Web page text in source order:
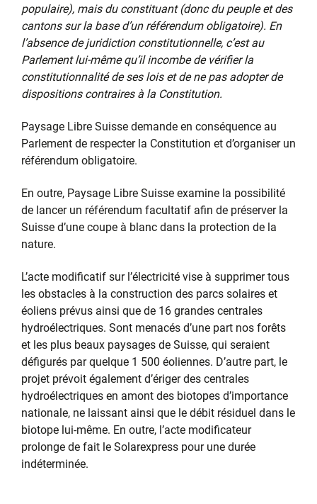
populaire), mais du constituant (donc du peuple et des
cantons sur la base d’un référendum obligatoire). En
l’absence de juridiction constitutionnelle, c’est au
Parlement lui-même qu’il incombe de vérifier la
constitutionnalité de ses lois et de ne pas adopter de
dispositions contraires à la Constitution.
Paysage Libre Suisse demande en conséquence au
Parlement de respecter la Constitution et d’organiser un
référendum obligatoire.
En outre, Paysage Libre Suisse examine la possibilité
de lancer un référendum facultatif afin de préserver la
Suisse d’une coupe à blanc dans la protection de la
nature.
L’acte modificatif sur l’électricité vise à supprimer tous
les obstacles à la construction des parcs solaires et
éoliens prévus ainsi que de 16 grandes centrales
hydroélectriques. Sont menacés d’une part nos forêts
et les plus beaux paysages de Suisse, qui seraient
défigurés par quelque 1 500 éoliennes. D’autre part, le
projet prévoit également d’ériger des centrales
hydroélectriques en amont des biotopes d’importance
nationale, ne laissant ainsi que le débit résiduel dans le
biotope lui-même. En outre, l’acte modificateur
prolonge de fait le Solarexpress pour une durée
indéterminée.